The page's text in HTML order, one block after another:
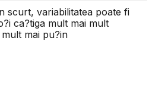
scurt, variabilitatea poate fi
ca?tiga mult mai mult
mai pu?in